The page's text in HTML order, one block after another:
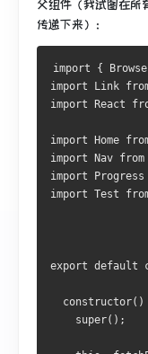
父组件（我试图在所
传递下来）：
import {
import
Link
import
React
import Home
import
Nav from
import
Progress
import Test
export default
constructor()
    super
();